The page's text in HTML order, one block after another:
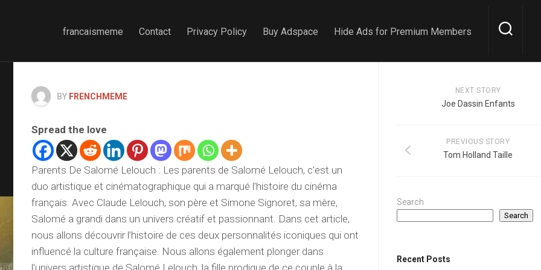
francaismeme Contact Privacy Policy Buy Adspace Hide Ads for Premium Members
BY FRENCHMEME
Spread the love
Parents De Salomé Lelouch : Les parents de Salomé Lelouch, c’est un
duo artistique et cinématographique qui a marqué l’histoire du cinéma
français. Avec Claude Lelouch, son père et Simone Signoret, sa mère,
Salomé a grandi dans un univers créatif et passionnant. Dans cet article,
nous allons découvrir l’histoire de ces deux personnalités iconiques qui ont
influencé la culture française. Nous allons également plonger dans
l’univers artistique de Salomé Lelouch, la fille prodigue de ce couple à la
NEXT STORY
Joe Dassin Enfants
PREVIOUS STORY
Tom Holland Taille
Search
Search
Recent Posts